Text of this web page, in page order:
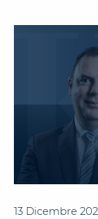
13 Dicembre